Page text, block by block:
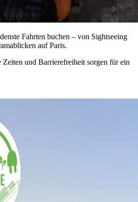
Fahrten buchen – von Sightseeing
auf Paris.
und Barrierefreiheit sorgen für ein